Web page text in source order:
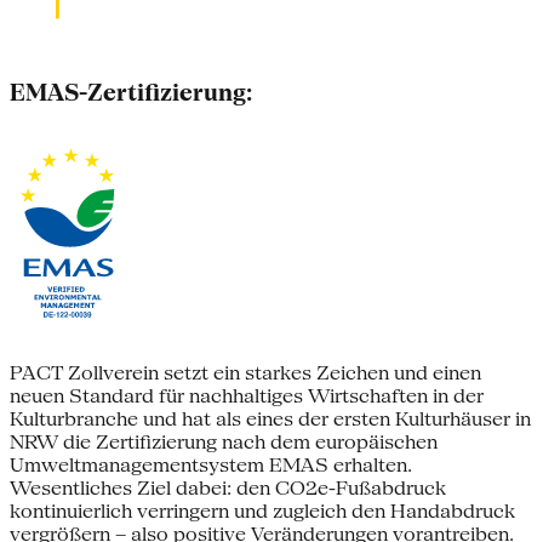
EMAS-Zertifizierung:
PACT Zollverein setzt ein starkes Zeichen und einen
neuen Standard für nachhaltiges Wirtschaften in der
Kulturbranche und hat als eines der ersten Kulturhäuser in
NRW die Zertifizierung nach dem europäischen
Umweltmanagementsystem EMAS erhalten.
Wesentliches Ziel dabei: den CO2e-Fußabdruck
kontinuierlich verringern und zugleich den Handabdruck
vergrößern – also positive Veränderungen vorantreiben.